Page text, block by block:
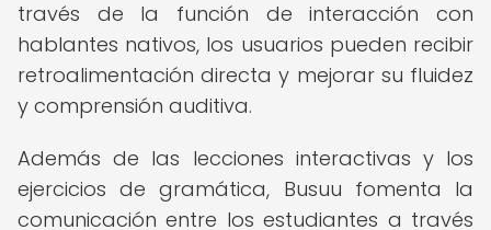
través de la función de interacción con
hablantes nativos, los usuarios pueden recibir
retroalimentación directa y mejorar su fluidez
y comprensión auditiva.
Además de las lecciones interactivas y los
ejercicios de gramática, Busuu fomenta la
comunicación entre los estudiantes a través